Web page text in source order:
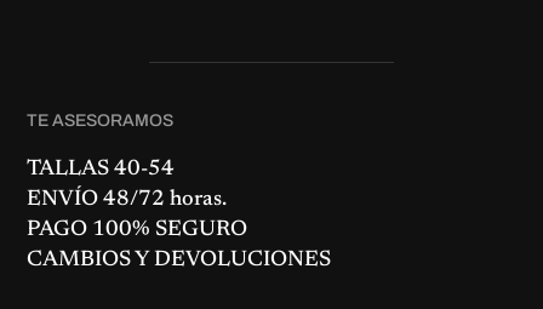
TE ASESORAMOS
TALLAS 40-54
ENVÍO 48/72 horas.
PAGO 100% SEGURO
CAMBIOS Y DEVOLUCIONES